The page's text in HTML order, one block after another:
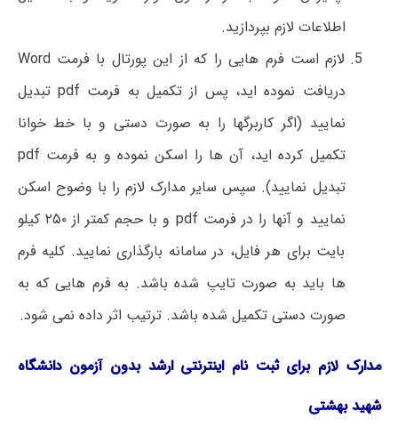
اطلاعات لازم بپردازید.
لازم است فرم هایی را که از این پورتال با فرمت Word
دریافت نموده اید، پس از تکمیل به فرمت pdf تبدیل
نمایید (اگر کاربرگها را به صورت دستی و با خط خوانا
تکمیل کرده اید، آن ها را اسکن نموده و به فرمت pdf
تبدیل نمایید). سپس سایر مدارک لازم را با وضوح اسکن
نمایید و آنها را در فرمت pdf و با حجم کمتر از ۲۵۰ کیلو
بایت برای هر فایل، در سامانه بارگذاری نمایید. کلیه فرم
ها باید به صورت تایپ شده باشد. به فرم هایی که به
صورت دستی تکمیل شده باشد. ترتیب اثر داده نمی شود.
مدارک لازم برای ثبت نام اینترنتی ارشد بدون آزمون دانشگاه
شهید بهشتی